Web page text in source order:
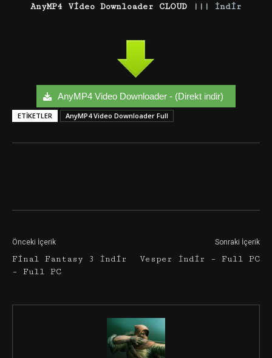
AnyMP4 Video Downloader CLOUD ||| İndir
AnyMP4 Video Downloader - (Direkt indir)
ETIKETLER AnyMP4 Video Downloader Full
Önceki İçerik
Final Fantasy 3 İndir
– Full PC
Sonraki İçerik
Vesper İndir – Full PC